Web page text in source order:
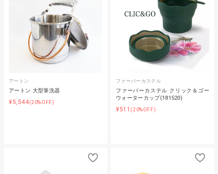
アートン
アートン 大型筆洗器
¥5,544(20%OFF)
ファーバーカステル
ファーバーカステル クリック＆ゴー
ウォーターカップ(181520)
¥511 (20%OFF)